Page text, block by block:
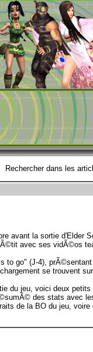
Rechercher dans les
avant la sortie d'Elder
avec ses vidÃ©os
to go" (J-4),
se trouvent
du jeu, voici deux petits
des stats avec
de la BO du jeu,